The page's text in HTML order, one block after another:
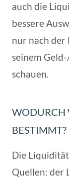
auch die
bessere
nur nach der
seinem
schauen.
WODURCH
BESTIMMT?
Die Liquidität
Quellen: der